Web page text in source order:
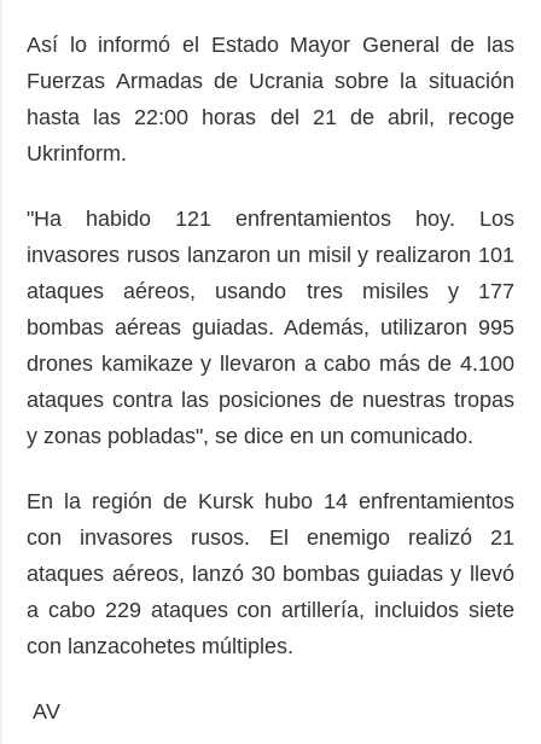
Desastres y
emergencias
ADICIONAL
Podcasts
Video
Releases
SERVICIOS
imágenes
Así lo informó el Estado Mayor General de las
Fuerzas Armadas de Ucrania sobre la situación
hasta las 22:00 horas del 21 de abril, recoge
Ukrinform.
"Ha habido 121 enfrentamientos hoy. Los
invasores rusos lanzaron un misil y realizaron 101
ataques aéreos, usando tres misiles y 177
bombas aéreas guiadas. Además, utilizaron 995
drones kamikaze y llevaron a cabo más de 4.100
ataques contra las posiciones de nuestras tropas
y zonas pobladas", se dice en un comunicado.
En la región de Kursk hubo 14 enfrentamientos
con invasores rusos. El enemigo realizó 21
ataques aéreos, lanzó 30 bombas guiadas y llevó
a cabo 229 ataques con artillería, incluidos siete
con lanzacohetes múltiples.
AV